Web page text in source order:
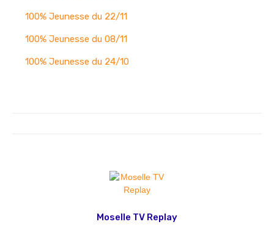
100% Jeunesse du 22/11
100% Jeunesse du 08/11
100% Jeunesse du 24/10
Moselle TV Replay